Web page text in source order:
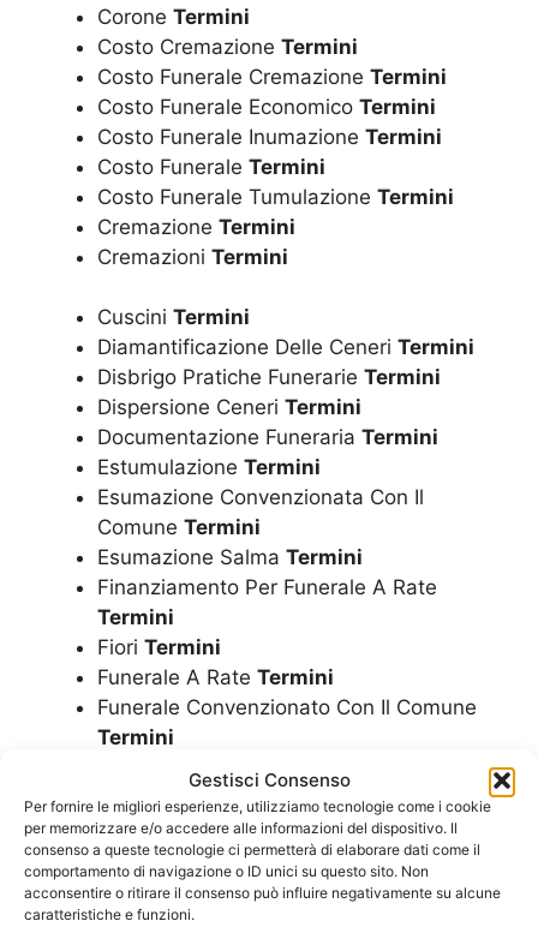
Gestisci Consenso
Per fornire le migliori esperienze, utilizziamo tecnologie come i cookie
per memorizzare e/o accedere alle informazioni del dispositivo. Il
consenso a queste tecnologie ci permetterà di elaborare dati come il
comportamento di navigazione o ID unici su questo sito. Non
acconsentire o ritirare il consenso può influire negativamente su alcune
caratteristiche e funzioni.
Corone Termini
Costo Cremazione Termini
Costo Funerale Cremazione Termini
Costo Funerale Economico Termini
Costo Funerale Inumazione Termini
Costo Funerale Termini
Costo Funerale Tumulazione Termini
Cremazione Termini
Cremazioni Termini
Cuscini Termini
Diamantificazione Delle Ceneri Termini
Disbrigo Pratiche Funerarie Termini
Dispersione Ceneri Termini
Documentazione Funeraria Termini
Estumulazione Termini
Esumazione Convenzionata Con Il
Comune Termini
Esumazione Salma Termini
Finanziamento Per Funerale A Rate
Termini
Fiori Termini
Funerale A Rate Termini
Funerale Convenzionato Con Il Comune
Termini
Funerale Economico
Funerale Laico Termini
FuneraleTermini
FuneraliTermini
Imbalsamazioni Termini
Impresa Funebre